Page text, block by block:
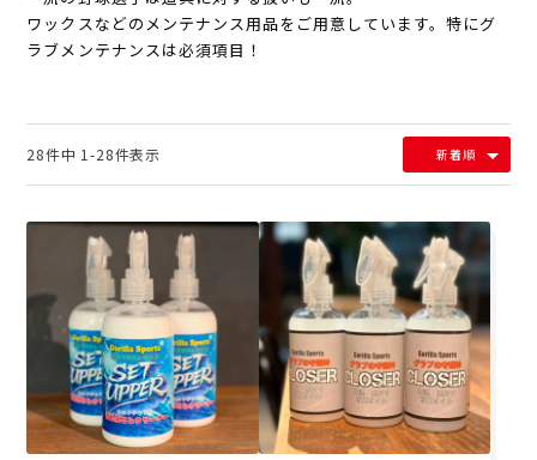
ワックスなどのメンテナンス用品をご用意しています。特にグ
ラブメンテナンスは必須項目！
新着順
28件中 1-28件表示